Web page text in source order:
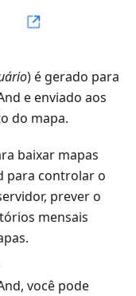
) é gerado para
e enviado aos
do mapa.
baixar mapas
para controlar o
prever o
mensais
você pode